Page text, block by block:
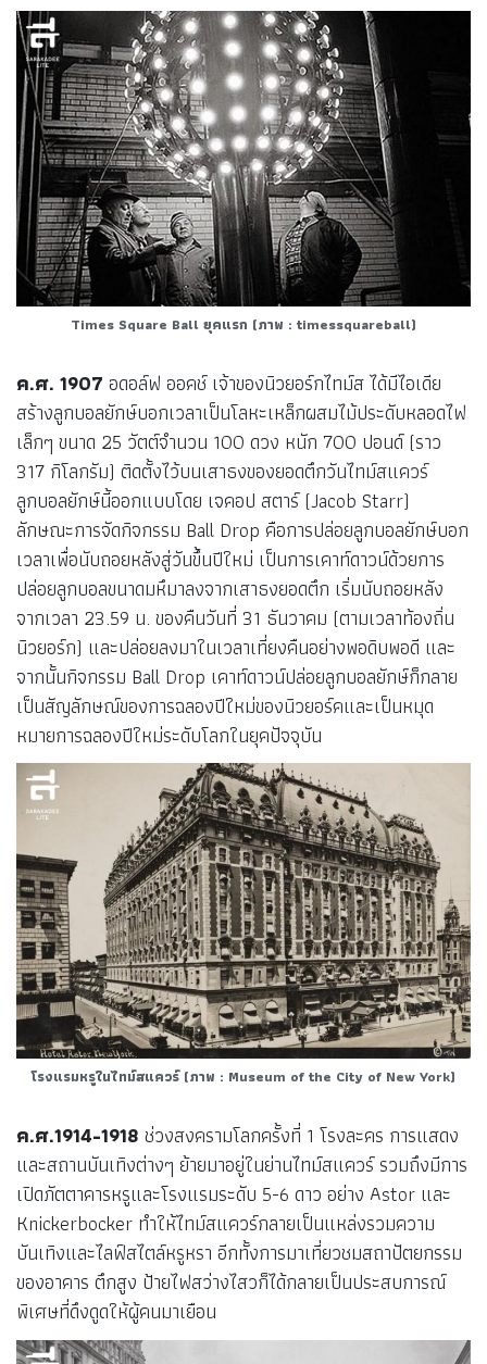
Times Square Ball ยุคแรก (ภาพ : timessquareball)
ค.ศ. 1907 อดอล์ฟ ออคช์ เจ้าของนิวยอร์กไทม์ส ได้มีไอเดีย
สร้างลูกบอลยักษ์บอกเวลาเป็นโลหะเหล็กผสมไม้ประดับหลอดไฟ
เล็กๆ ขนาด 25 วัตต์จำนวน 100 ดวง หนัก 700 ปอนด์ (ราว
317 กิโลกรัม) ติดตั้งไว้บนเสาธงของยอดตึกวันไทม์สแควร์
ลูกบอลยักษ์นี้ออกแบบโดย เจคอป สตาร์ (Jacob Starr)
ลักษณะการจัดกิจกรรม Ball Drop คือการปล่อยลูกบอลยักษ์บอก
เวลาเพื่อนับถอยหลังสู่วันขึ้นปีใหม่ เป็นการเคาท์ดาวน์ด้วยการ
ปล่อยลูกบอลขนาดมหึมาลงจากเสาธงยอดตึก เริ่มนับถอยหลัง
จากเวลา 23.59 น. ของคืนวันที่ 31 ธันวาคม (ตามเวลาท้องถิ่น
นิวยอร์ก) และปล่อยลงมาในเวลาเที่ยงคืนอย่างพอดิบพอดี และ
จากนั้นกิจกรรม Ball Drop เคาท์ดาวน์ปล่อยลูกบอลยักษ์ก็กลาย
เป็นสัญลักษณ์ของการฉลองปีใหม่ของนิวยอร์คและเป็นหมุด
หมายการฉลองปีใหม่ระดับโลกในยุคปัจจุบัน
โรงแรมหรูในไทม์สแควร์ (ภาพ : Museum of the City of New York)
ค.ศ.1914-1918 ช่วงสงครามโลกครั้งที่ 1 โรงละคร การแสดง
และสถานบันเทิงต่างๆ ย้ายมาอยู่ในย่านไทม์สแควร์ รวมถึงมีการ
เปิดภัตตาคารหรูและโรงแรมระดับ 5-6 ดาว อย่าง Astor และ
Knickerbocker ทำให้ไทม์สแควร์กลายเป็นแหล่งรวมความ
บันเทิงและไลฟ์สไตล์หรูหรา อีกทั้งการมาเที่ยวชมสถาปัตยกรรม
ของอาคาร ตึกสูง ป้ายไฟสว่างไสวก็ได้กลายเป็นประสบการณ์
พิเศษที่ดึงดูดให้ผู้คนมาเยือน